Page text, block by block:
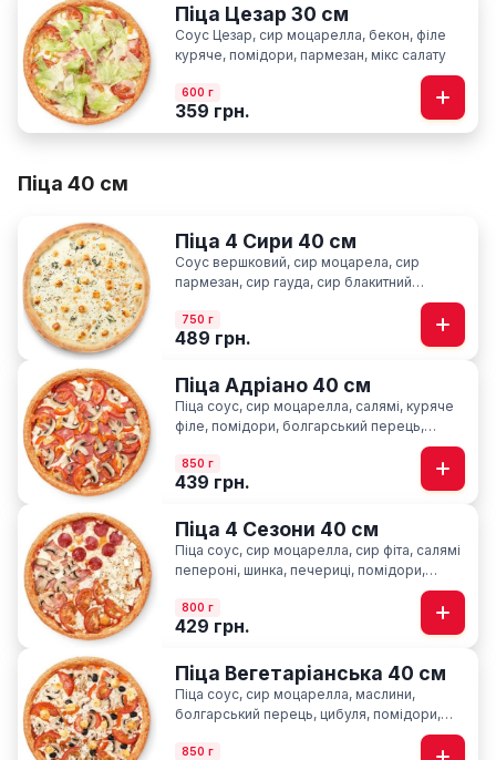
Піца Цезар 30 см
Соус Цезар, сир моцарелла, бекон, філе
куряче, помідори, пармезан, мікс салату
600 г
359 грн.
Піца 40 см
Піца 4 Сири 40 см
Соус вершковий, сир моцарела, сир
пармезан, сир гауда, сир блакитний
750 г
489 грн.
Піца Адріано 40 см
Піца соус, сир моцарелла, салямі, куряче
філе, помідори, болгарський перець,
850 г
439 грн.
Піца 4 Сезони 40 см
Піца соус, сир моцарелла, cир фіта, салямі
пепероні, шинка, печериці, помідори,
800 г
429 грн.
Піца Вегетаріанська 40 см
Піца соус, сир моцарелла, маслини,
болгарський перець, цибуля, помідори,
850 г